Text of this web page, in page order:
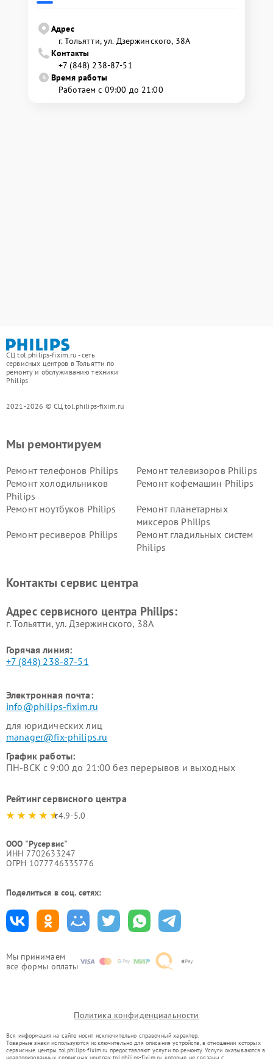
Адрес
г. Тольятти, ул. Дзержинского, 38А
Контакты
+7 (848) 238-87-51
Время работы
Работаем с 09:00 до 21:00
СЦ tol.philips-fixim.ru - сеть
сервисных центров в Тольятти по
ремонту и обслуживанию техники
Philips
2021-2026 © СЦ tol.philips-fixim.ru
Мы принимаем
все формы оплаты
Мы ремонтируем
Ремонт телефонов Philips
Ремонт телевизоров Philips
Ремонт холодильников
Philips
Ремонт кофемашин Philips
Ремонт ноутбуков Philips
Ремонт планетарных
миксеров Philips
Ремонт ресиверов Philips
Ремонт гладильных систем
Philips
Ремонт стиральных машин
Ремонт увлажнителей
Контакты сервис центра
Адрес сервисного центра Philips:
г. Тольятти, ул. Дзержинского, 38А
Горячая линия:
+7 (848) 238-87-51
Электронная почта:
info@philips-fixim.ru
для юридических лиц
manager@fix-philips.ru
График работы:
ПН-ВСК с 9:00 до 21:00 без перерывов и выходных
Рейтинг сервисного центра
4.9-5.0
ООО "Русервис"
ИНН 7702633247
ОГРН 1077746335776
Поделиться в соц. сетях:
Политика конфиденциальности
Вся информация на сайте носит исключительно справочный характер.
Товарные знаки используются исключительно для описания устройств, в отношении которых
сервисные центры tol.philips-fixim.ru предоставляют услуги по ремонту. Услуги оказываются в